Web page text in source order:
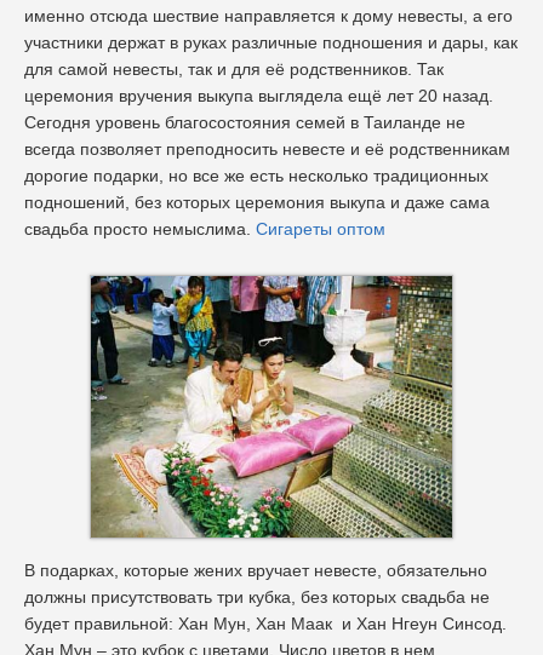
именно отсюда шествие направляется к дому невесты, а его
участники держат в руках различные подношения и дары, как
для самой невесты, так и для её родственников. Так
церемония вручения выкупа выглядела ещё лет 20 назад.
Сегодня уровень благосостояния семей в Таиланде не
всегда позволяет преподносить невесте и её родственникам
дорогие подарки, но все же есть несколько традиционных
подношений, без которых церемония выкупа и даже сама
свадьба просто немыслима. Сигареты оптом
В подарках, которые жених вручает невесте, обязательно
должны присутствовать три кубка, без которых свадьба не
будет правильной: Хан Мун, Хан Маак и Хан Нгеун Синсод.
Хан Мун – это кубок с цветами. Число цветов в нем